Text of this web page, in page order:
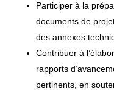
Participer à la
documents de
des annexes
Contribuer à
rapports
pertinents, en